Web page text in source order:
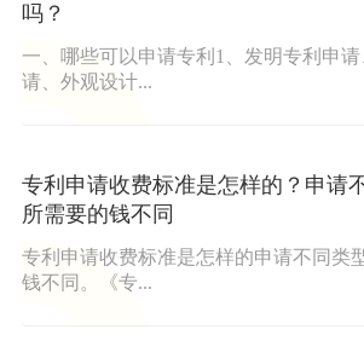
吗？
一、哪些可以申请专利1、发明专利申
请、外观设计...
专利申请收费标准是怎样的？申请
所需要的钱不同
专利申请收费标准是怎样的申请不同类
钱不同。《专...